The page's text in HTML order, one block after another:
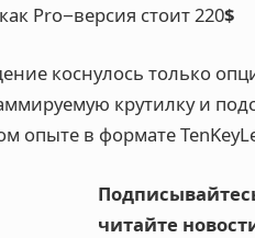
Pro−версия стоит 220$
коснулось только
крутилку и
опыте в формате
читайте